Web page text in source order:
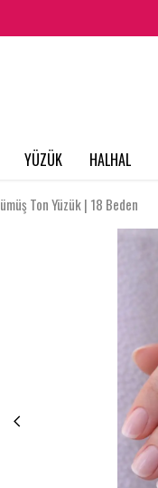
YÜZÜK HALHAL
Ton Yüzük | 18 Beden